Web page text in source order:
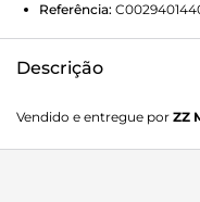
Referência:
Descrição
uma tira no centro da
pelo peito do pé até a
marca. Deixa dedos,
Vendido e entregue por ZZ